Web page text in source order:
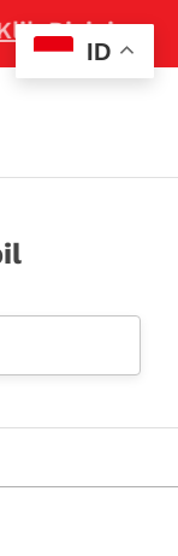
Disini
ID